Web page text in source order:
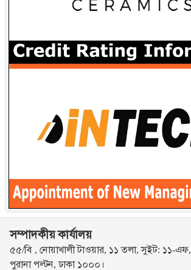
সম্পাদকীয় কার্যালয়
৫৫/বি , নোয়াখালী টাওয়ার, ১১ তলা, সুইট: ১১-এফ,
পুরানা পল্টন, ঢাকা ১০০০।